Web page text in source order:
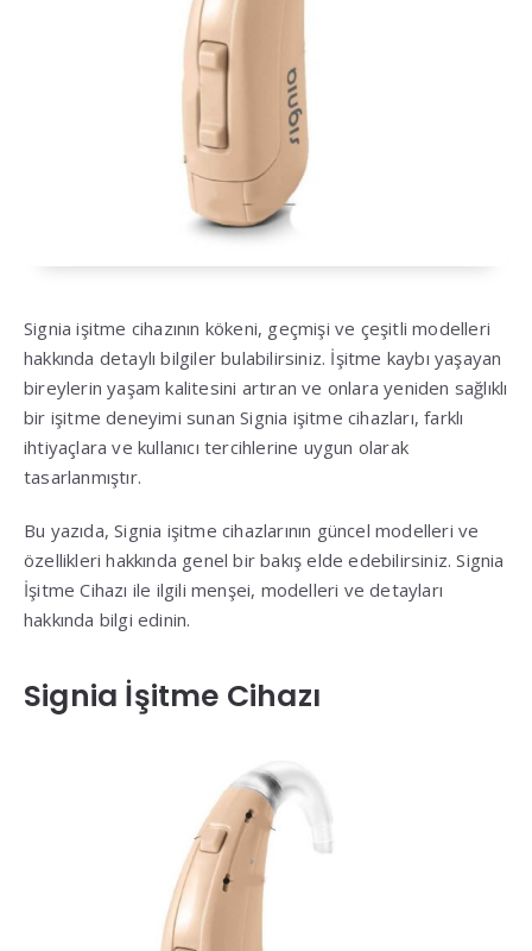
Signia işitme cihazının kökeni, geçmişi ve çeşitli modelleri
hakkında detaylı bilgiler bulabilirsiniz. İşitme kaybı yaşayan
bireylerin yaşam kalitesini artıran ve onlara yeniden sağlıklı
bir işitme deneyimi sunan Signia işitme cihazları, farklı
ihtiyaçlara ve kullanıcı tercihlerine uygun olarak
tasarlanmıştır.
Bu yazıda, Signia işitme cihazlarının güncel modelleri ve
özellikleri hakkında genel bir bakış elde edebilirsiniz. Signia
İşitme Cihazı ile ilgili menşei, modelleri ve detayları
hakkında bilgi edinin.
Signia İşitme Cihazı